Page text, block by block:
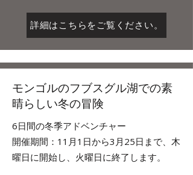
詳細はこちらをご覧ください。
モンゴルのフブスグル湖での素
晴らしい冬の冒険
6日間の冬季アドベンチャー
開催期間：11月1日から3月25日まで、木
曜日に開始し、火曜日に終了します。